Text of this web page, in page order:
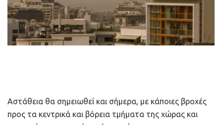
Αστάθεια θα σημειωθεί και σήμερα, με κάποιες βροχές
προς τα κεντρικά και βόρεια τμήματα της χώρας και